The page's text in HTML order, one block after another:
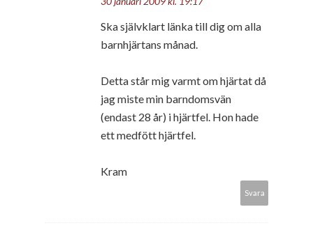
Ska självklart länka till dig om alla
barnhjärtans månad.
Detta står mig varmt om hjärtat då
jag miste min barndomsvän
(endast 28 år) i hjärtfel. Hon hade
ett medfött hjärtfel.
Kram
Svara